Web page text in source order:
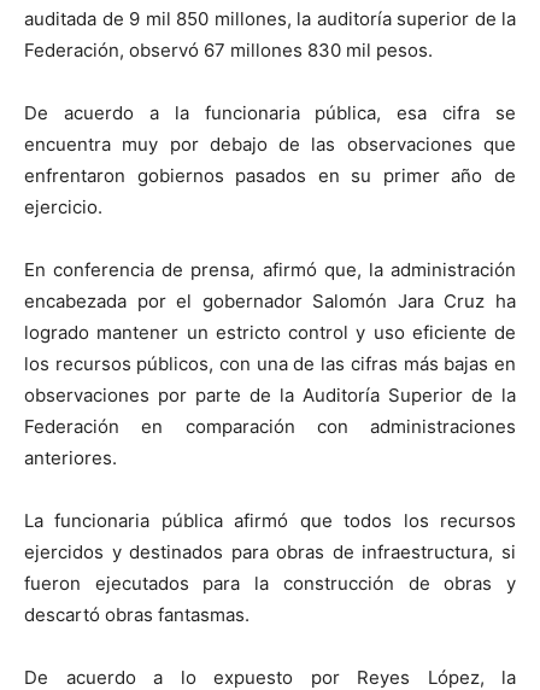
auditada de 9 mil 850 millones, la auditoría superior de la
Federación, observó 67 millones 830 mil pesos.
De acuerdo a la funcionaria pública, esa cifra se
encuentra muy por debajo de las observaciones que
enfrentaron gobiernos pasados en su primer año de
ejercicio.
En conferencia de prensa, afirmó que, la administración
encabezada por el gobernador Salomón Jara Cruz ha
logrado mantener un estricto control y uso eficiente de
los recursos públicos, con una de las cifras más bajas en
observaciones por parte de la Auditoría Superior de la
Federación en comparación con administraciones
anteriores.
La funcionaria pública afirmó que todos los recursos
ejercidos y destinados para obras de infraestructura, si
fueron ejecutados para la construcción de obras y
descartó obras fantasmas.
De acuerdo a lo expuesto por Reyes López, la